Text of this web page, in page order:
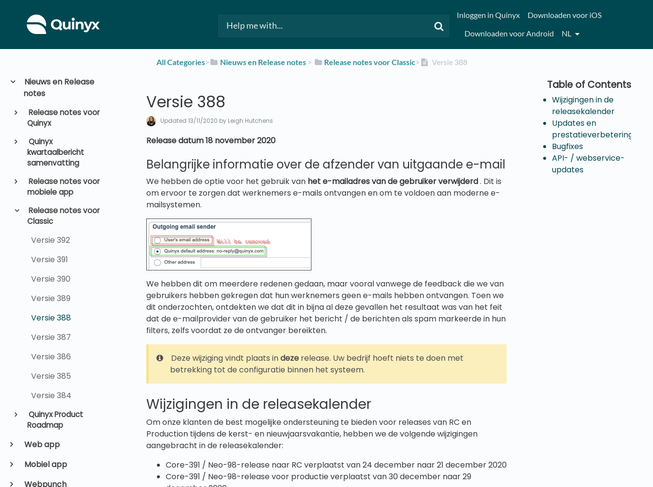
Inloggen in Quinyx
Downloaden voor iOS
Downloaden voor Android
NL
Nieuws en Release
notes
Release notes voor
Quinyx
Quinyx
kwartaalbericht
samenvatting
Release notes voor
mobiele app
Release notes voor
Classic
Versie 392
Versie 391
Versie 390
Versie 389
Versie 388
Versie 387
Versie 386
Versie 385
Versie 384
Quinyx Product
Roadmap
Web app
Mobiel app
Webpunch
All Categories​>​ ​Nieuws en Release notes ​ > ​ ​Release notes voor Classic​>​ Versie 388
Versie 388
Updated13/11/2020 by Leigh Hutchens
Release datum 18 november 2020
Belangrijke informatie over de afzender van uitgaande e-mail
We hebben de optie voor het gebruik van het e-mailadres van de gebruiker verwijderd. Dit is
om ervoor te zorgen dat werknemers e-mails ontvangen en om te voldoen aan moderne e-
mailsystemen.
We hebben dit om meerdere redenen gedaan, maar vooral vanwege de feedback die we van
gebruikers hebben gekregen dat hun werknemers geen e-mails hebben ontvangen. Toen we
dit onderzochten, ontdekten we dat dit in bijna al deze gevallen het resultaat was van het feit
dat de e-mailprovider van de gebruiker het bericht / de berichten als spam markeerde in hun
filters, zelfs voordat ze de ontvanger bereikten.
Deze wijziging vindt plaats indeze release. Uw bedrijf hoeft niets te doen met
betrekking tot de configuratie binnen het systeem.
Wijzigingen in de releasekalender
Om onze klanten de best mogelijke ondersteuning te bieden voor releases van RC en
Production tijdens de kerst- en nieuwjaarsvakantie, hebben we de volgende wijzigingen
aangebracht in de releasekalender:
Core-391 / Neo-98-release naar RC verplaatst van 24 december naar 21 december 2020
Core-391 / Neo-98-release voor productie verplaatst van 30 december naar 29
Wijzigingen in de
releasekalender
Updates en
prestatieverbeteringen
Bugfixes
API- / webservice-
updates